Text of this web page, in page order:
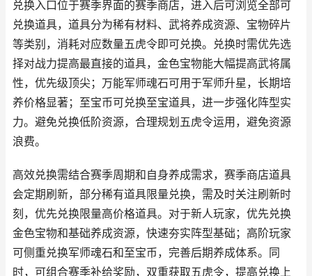
兑换入口位于赛季界面的赛季商店，进入后可浏览全部可
兑换道具，道具分为稀有材料、武将养成资源、宝物碎片
等类别，消耗对应数量五虎令即可兑换。兑换时需优先选
择对战力提高最直接的道具，金色宝物能大幅提高武将属
性，优先级顶尖；万能军师魂石可用于军师升星，长期培
养价格显著；至宝币可兑换至宝道具，进一步强化阵型实
力。避免兑换低阶资源，合理规划五虎令运用，避免资源
浪费。
高效兑换需结合赛季周期和自身养成需求，赛季商店道具
会定期刷新，部分稀有道具限量兑换，需及时关注刷新时
刻，优先兑换限量高价格道具。对于新人玩家，优先兑换
金色宝物和基础养成资源，快速夯实阵型基础；高阶玩家
可侧重兑换军师魂石和至宝币，完善后期养成体系。同
时，可组合赛季补给奖励，双重获取五虎令，提高兑换上